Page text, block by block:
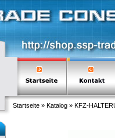
Startseite » Katalog » KFZ-